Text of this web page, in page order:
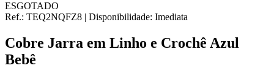
ESGOTADO
Ref.: TEQ2NQFZ8 | Disponibilidade: Imediata
Cobre Jarra em Linho e Crochê Azul
Bebê